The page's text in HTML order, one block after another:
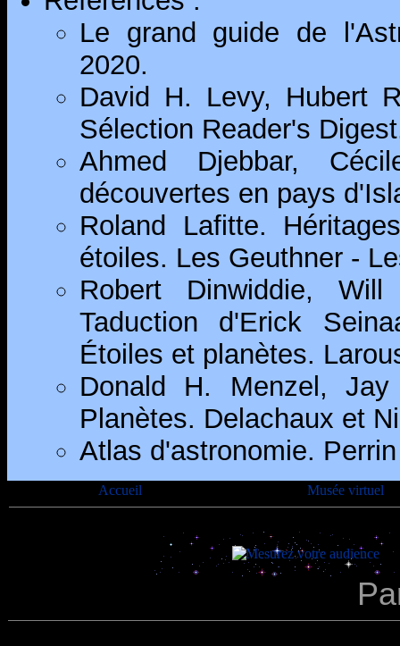
Le grand guide de
2020.
David H. Levy, Hubert
Sélection Reader's
Ahmed Djebbar,
découvertes en pays
Roland Lafitte.
étoiles. Les Geuthner -
Robert Dinwiddie,
Taduction d'Erick
Étoiles et planètes.
Donald H. Menzel,
Planètes. Delachaux et
Atlas d'astronomie.
Accueil Musée virtuel